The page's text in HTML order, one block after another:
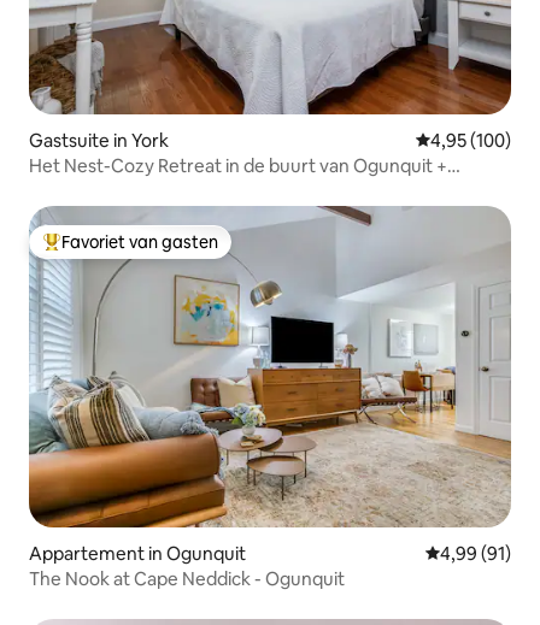
Gastsuite in York Gemiddelde
4,95 (100)
Het Nest-Cozy Retreat in de buurt van Ogunquit +
Topfavoriet van gasten
Favoriet van gasten
Appartement in Ogunquit Gemiddelde
4,99 (91)
The Nook at Cape Neddick - Ogunquit